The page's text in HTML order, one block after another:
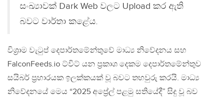
සංඛ්‍යාවක් Dark Web වලට Upload කර ඇති
බවට වාර්තා කළේය.
විශ්‍රාම වැටුප් දෙපාර්තමේන්තුවේ මාධ්‍ය නිවේදනය සහ
FalconFeeds.io ට්විට් යන ප්‍රකාශ දෙකම දෙපාර්තමේන්තුව
සයිබර් ප්‍රහාරයක ඉලක්කයක් වූ බවට තහවුරු කරයි. මාධ්‍ය
නිවේදනයේ මෙය “2025 අප්‍රේල් පළමු සතියේදී” සිදු වූ බව